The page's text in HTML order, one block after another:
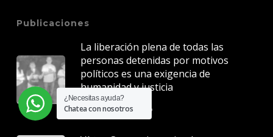
Publicaciones
La liberación plena de todas las
personas detenidas por motivos
políticos es una exigencia de
humanidad y justicia
5 junio, 2026
¿Necesitas ayuda?
Chatea con nosotros